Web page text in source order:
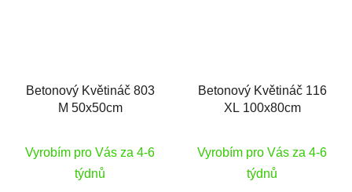
Betonový Květináč 803
M 50x50cm
Vyrobím pro Vás za 4-6
týdnů
Betonový Květináč 116
XL 100x80cm
Vyrobím pro Vás za 4-6
týdnů